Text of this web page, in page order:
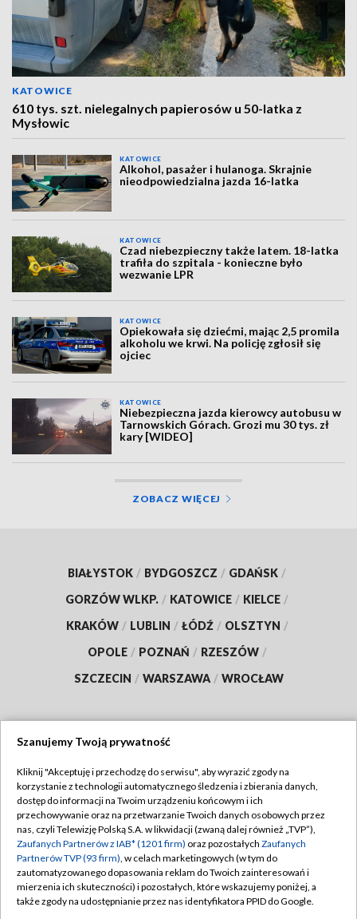
KATOWICE
610 tys. szt. nielegalnych papierosów u 50-latka z
Mysłowic
KATOWICE
Alkohol, pasażer i hulanoga. Skrajnie
nieodpowiedzialna jazda 16-latka
KATOWICE
Czad niebezpieczny także latem. 18-latka
trafiła do szpitala - konieczne było
wezwanie LPR
KATOWICE
Opiekowała się dziećmi, mając 2,5 promila
alkoholu we krwi. Na policję zgłosił się
ojciec
KATOWICE
Niebezpieczna jazda kierowcy autobusu w
Tarnowskich Górach. Grozi mu 30 tys. zł
kary [WIDEO]
ZOBACZ WIĘCEJ
BIAŁYSTOK / BYDGOSZCZ / GDAŃSK /
GORZÓW WLKP. / KATOWICE / KIELCE /
KRAKÓW / LUBLIN / ŁÓDŹ / OLSZTYN /
OPOLE / POZNAŃ / RZESZÓW /
SZCZECIN / WARSZAWA / WROCŁAW
TVP
Abonament TVP
Emisja w TVP
Centrum informacji TVP
Naziemna Telewizja Cyfrowa
Regulamin TVP
Polityka prywatności
Moje zgody
Pomoc
Szanujemy Twoją prywatność
Kliknij "Akceptuję i przechodzę do serwisu", aby wyrazić zgody na
korzystanie z technologii automatycznego śledzenia i zbierania danych,
dostęp do informacji na Twoim urządzeniu końcowym i ich
przechowywanie oraz na przetwarzanie Twoich danych osobowych przez
nas, czyli Telewizję Polską S.A. w likwidacji (zwaną dalej również „TVP”),
Zaufanych Partnerów z IAB* (1201 firm) oraz pozostałych Zaufanych
Partnerów TVP (93 firm), w celach marketingowych (w tym do
zautomatyzowanego dopasowania reklam do Twoich zainteresowań i
mierzenia ich skuteczności) i pozostałych, które wskazujemy poniżej, a
także zgody na udostępnianie przez nas identyfikatora PPID do Google.